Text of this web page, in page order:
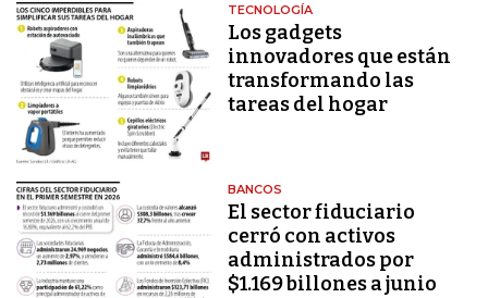
TECNOLOGÍA
Los gadgets
innovadores que están
transformando las
tareas del hogar
BANCOS
El sector fiduciario
cerró con activos
administrados por
$1.169 billones a junio